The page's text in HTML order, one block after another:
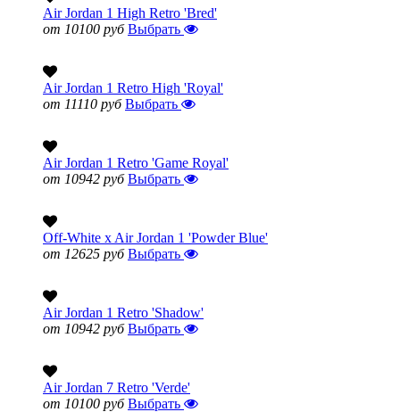
Air Jordan 1 High Retro 'Bred'
от 10100 руб Выбрать
Air Jordan 1 Retro High 'Royal'
от 11110 руб Выбрать
Air Jordan 1 Retro 'Game Royal'
от 10942 руб Выбрать
Off-White x Air Jordan 1 'Powder Blue'
от 12625 руб Выбрать
Air Jordan 1 Retro 'Shadow'
от 10942 руб Выбрать
Air Jordan 7 Retro 'Verde'
от 10100 руб Выбрать